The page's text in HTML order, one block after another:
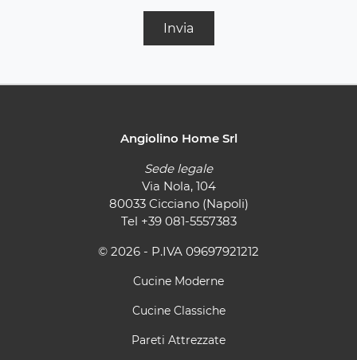
Invia
Angiolino Home Srl
Sede legale
Via Nola, 104
80033 Cicciano (Napoli)
Tel +39 081-5557383
© 2026 - P.IVA 09697921212
Cucine Moderne
Cucine Classiche
Pareti Attrezzate